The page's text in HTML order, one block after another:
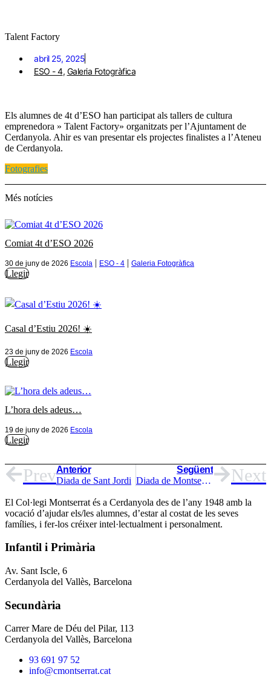
Talent Factory
abril 25, 2025
ESO - 4, Galeria Fotogràfica
Els alumnes de 4t d’ESO han participat als tallers de cultura
emprenedora » Talent Factory» organitzats per l’Ajuntament de
Cerdanyola. Ahir es van presentar els projectes finalistes a l’Ateneu
de Cerdanyola.
Fotografies
Més notícies
Comiat 4t d’ESO 2026
30 de juny de 2026 Escola | ESO - 4 | Galeria Fotogràfica
Llegir
Casal d’Estiu 2026! ☀️
23 de juny de 2026 Escola
Llegir
L’hora dels adeus…
19 de juny de 2026 Escola
Llegir
PrevAnterior
Diada de Sant Jordi
Següent
Diada de Montserrat 2025
Next
El Col·legi Montserrat és a Cerdanyola des de l’any 1948 amb la
vocació d’ajudar els/les alumnes, d’estar al costat de les seves
famílies, i fer-los créixer intel·lectualment i personalment.
Infantil i Primària
Av. Sant Iscle, 6
Cerdanyola del Vallès, Barcelona
Secundària
Carrer Mare de Déu del Pilar, 113
Cerdanyola del Vallès, Barcelona
93 691 97 52
info@cmontserrat.cat